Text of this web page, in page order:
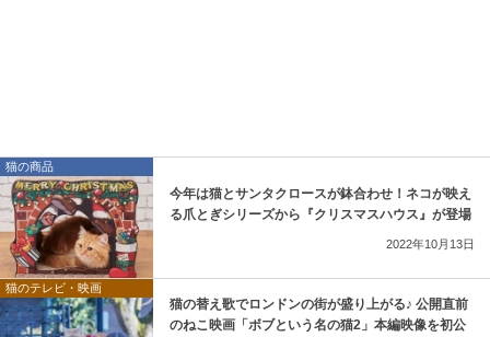
猫の商品
今年は猫とサンタクロースが鉢合わせ！ネコが映え
る爪とぎシリーズから『クリスマスハウス』が登場
2022年10月13日
猫のテレビ・映画
猫の替え歌でロンドンの街が盛り上がる♪ 公開直前
のねこ映画「ボブという名の猫2」本編映像を初公